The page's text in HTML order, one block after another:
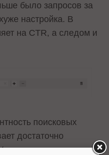
было запросов за
настройка. В
на CTR, а следом и
поисковых
достаточно
на уровне